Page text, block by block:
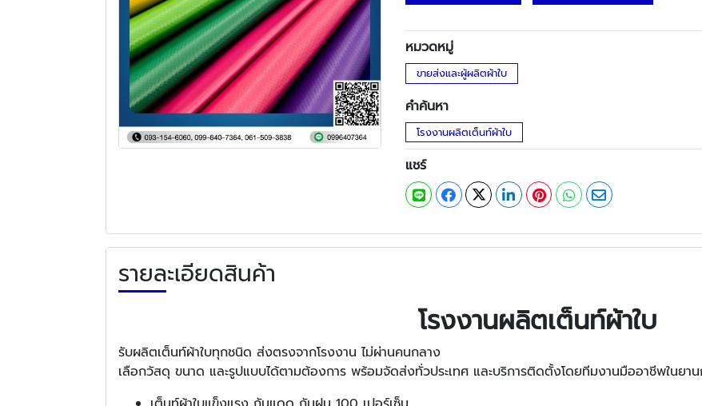
หมวดหมู่
ขายส่งและผู้ผลิตผ้าใบ
คำค้นหา
โรงงานผลิตเต็นท์ผ้าใบ
แชร์
รายละเอียดสินค้า
โรงงานผลิตเต็นท์ผ้าใบ
รับผลิตเต็นท์ผ้าใบทุกชนิด ส่งตรงจากโรงงาน ไม่ผ่านคนกลาง
เลือกวัสดุ ขนาด และรูปแบบได้ตามต้องการ พร้อมจัดส่งทั่วประเทศ และบริการติดตั้งโดยทีมงานมืออาชีพในยา